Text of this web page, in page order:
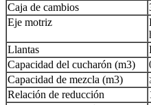
Caja de cambios
Eje motriz
Llantas
Capacidad del cucharón (m3)
Capacidad de mezcla (m3)
Relación de reducción